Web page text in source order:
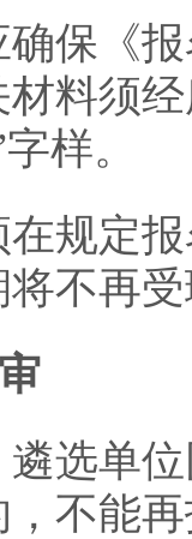
《报
料须
样。
定报
不再
单位
不能